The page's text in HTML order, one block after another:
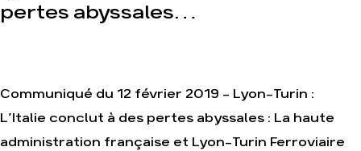
Valeurs
Nos alliés
Je soutiens les Amis de
pertes abyssales…
Communiqué du 12 février 2019 - Lyon-Turin :
L’Italie conclut à des pertes abyssales : La haute
administration française et Lyon-Turin Ferroviaire